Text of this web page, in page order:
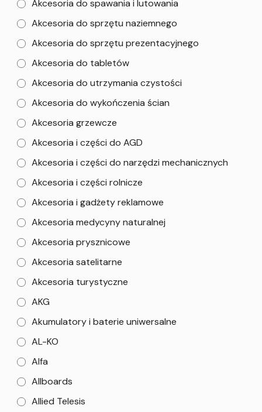
Akcesoria do spawania i lutowania
Akcesoria do sprzętu naziemnego
Akcesoria do sprzętu prezentacyjnego
Akcesoria do tabletów
Akcesoria do utrzymania czystości
Akcesoria do wykończenia ścian
Akcesoria grzewcze
Akcesoria i części do AGD
Akcesoria i części do narzędzi mechanicznych
Akcesoria i części rolnicze
Akcesoria i gadżety reklamowe
Akcesoria medycyny naturalnej
Akcesoria prysznicowe
Akcesoria satelitarne
Akcesoria turystyczne
AKG
Akumulatory i baterie uniwersalne
AL-KO
Alfa
Allboards
Allied Telesis